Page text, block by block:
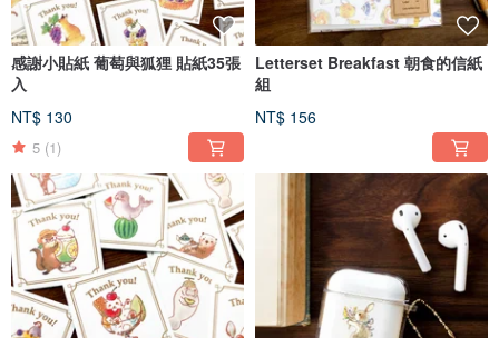
感謝小貼紙 葡萄與狐狸 貼紙35張
入
NT$ 130
5 (1)
Letterset Breakfast 朝食的信紙
組
NT$ 156